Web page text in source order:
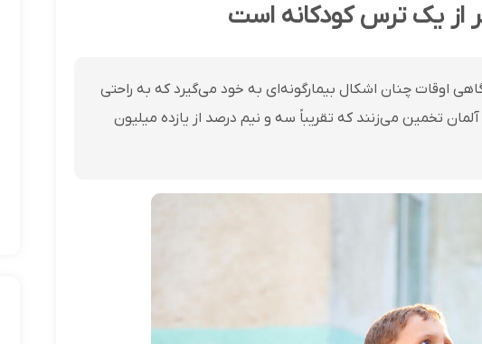
از یک ترس کودکانه است
اوقات چنان اشکال بیمارگونه‌ای به خود می‌گیرد که به راحتی
تخمین می‌زنند که تقریباً سه و نیم درصد از یازده میلیون